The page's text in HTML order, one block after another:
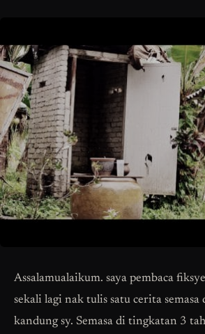
Assalamualaikum. saya pembaca
sekali lagi nak tulis satu cerita
kandung sy. Semasa di tingkatan 3